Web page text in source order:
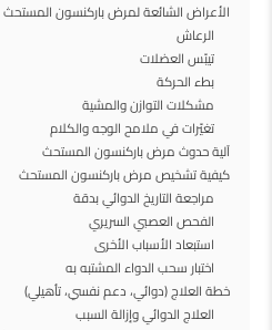
الأعراض الشائعة لمرض باركنسون المستحث
الرعاش
تيبّس العضلات
بطء الحركة
مشكلات التوازن والمشية
تغيّرات في ملامح الوجه والكلام
آلية حدوث مرض باركنسون المستحث
كيفية تشخيص مرض باركنسون المستحث
مراجعة التاريخ الدوائي بدقة
الفحص العصبي السريري
استبعاد الأسباب الأخرى
اختبار سحب الدواء المشتبه به
خطة العلاج (دوائي، دعم نفسي، تأهيلي)
العلاج الدوائي وإزالة السبب